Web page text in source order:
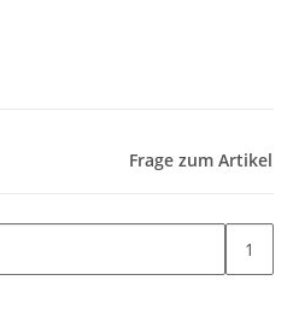
Frage zum Artikel
1